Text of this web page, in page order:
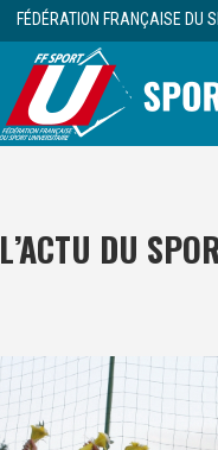
FÉDÉRATION FRANÇAISE DU
L’ACTU DU